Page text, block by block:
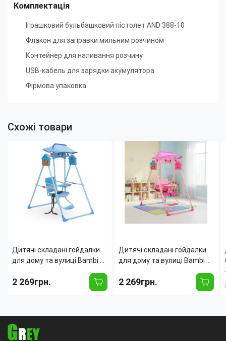
Комплектація
Іграшковий бульбашковий пістолет AND 388-10
Флакон для заправки мильним розчином
Контейнер для наливання розчину
USB-кабель для зарядки акумулятора
Фірмова упаковка
Схожі товари
Дитячі складані гойдалки
для дому та вулиці Bambi X-
музика, підсвітка
2 269грн.
Дитячі складані гойдалки
для дому та вулиці Bambi X-
музика, підсвітка Рожевий
2 269грн.